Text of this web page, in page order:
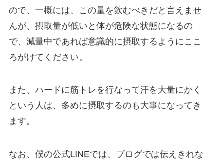
ので、一概には、この量を飲むべきだと言えませ
んが、摂取量が低いと体が危険な状態になるの
で、減量中であれば意識的に摂取するようにここ
ろがけてください。
また、ハードに筋トレを行なって汗を大量にかく
という人は、多めに摂取するのも大事になってき
ます。
なお、僕の公式LINEでは、ブログでは伝えきれな